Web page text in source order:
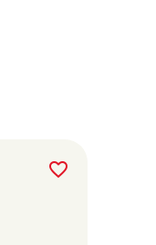
favorite_border